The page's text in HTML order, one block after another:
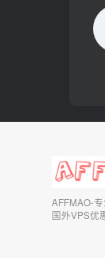
AFFMAO-
国外VPS优